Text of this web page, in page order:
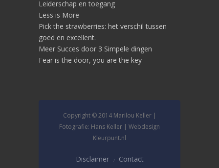
Leiderschap en toegang
Less is More
Pick the strawberries: het verschil tussen
goed en excellent.
Meer Succes door 3 Simpele dingen
Fear is the door, you are the key
Copyright © 2014 Marilou Keller |
Fotografie: Hans Keller | Webdesign
Kleurpunt.nl
Disclaimer Contact